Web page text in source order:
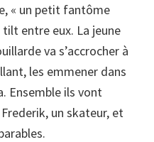
« un petit fantôme
entre eux. La jeune
va s’accrocher à
les emmener dans
Ensemble ils vont
un skateur, et